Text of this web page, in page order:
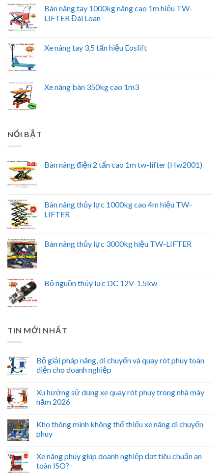
Bàn nâng tay 1000kg nâng cao 1m hiệu TW-
LIFTER Đài Loan
Xe nâng tay 3,5 tấn hiệu Eoslift
Xe nâng bàn 350kg cao 1m3
NỔI BẬT
Bàn nâng điện 2 tấn cao 1m tw-lifter (Hw2001)
Bàn nâng thủy lực 1000kg cao 4m hiệu TW-
LIFTER
Bàn nâng thủy lực 3000kg hiệu TW-LIFTER
Bộ nguồn thủy lực DC 12V-1.5kw
TIN MỚI NHẤT
Bộ giải pháp nâng, di chuyển và quay rót phuy toàn
diện cho doanh nghiệp
Xu hướng sử dụng xe quay rót phuy trong nhà máy
năm 2026
Kho thông minh không thể thiếu xe nâng di chuyển
phuy
Xe nâng phuy giúp doanh nghiệp đạt tiêu chuẩn an
toàn ISO?